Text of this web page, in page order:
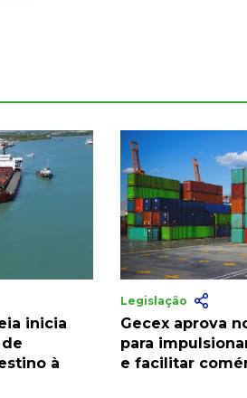
inicia
à
Legislação
Gecex aprova
para
e facilitar